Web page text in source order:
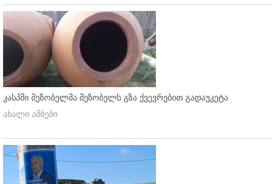
კასპში მეზობელმა მეზობელს გზა ქვევრებით გადაუკეტა
ახალი ამბები